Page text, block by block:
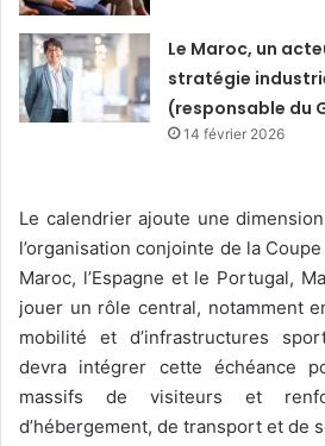
Le Maroc, un
stratégie
(responsable du
14 février 2026
Le calendrier ajoute une
l’organisation conjointe de la
Maroc, l’Espagne et le Portugal,
jouer un rôle central, notamment
mobilité et d’infrastructures
devra intégrer cette échéance
massifs de visiteurs et
d’hébergement, de transport et de